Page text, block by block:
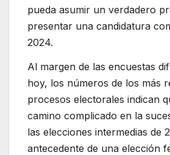
pueda asumir un verdadero
presentar una candidatura
2024.
Al margen de las encuestas
hoy, los números de los más
procesos electorales indican
camino complicado en la
las elecciones intermedias de
antecedente de una elección